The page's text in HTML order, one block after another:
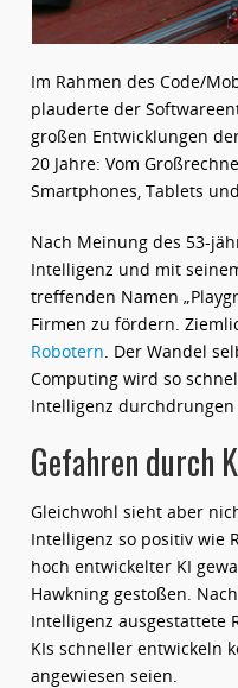
Im Rahmen des Code/
plauderte der
großen Entwicklungen
20 Jahre: Vom
Smartphones, Tablets
Nach Meinung des 53-
Intelligenz und mit
treffenden Namen
Firmen zu fördern.
Robotern. Der Wandel
Computing wird so
Intelligenz durchdrungen
Gefahren durch
Gleichwohl sieht aber
Intelligenz so positiv wie
hoch entwickelter KI
Hawkning gestoßen.
Intelligenz ausgestattete
KIs schneller entwickeln
angewiesen seien.